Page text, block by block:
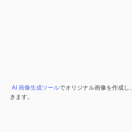
AI 画像生成ツールでオリジナル画像を作成し、
きます。